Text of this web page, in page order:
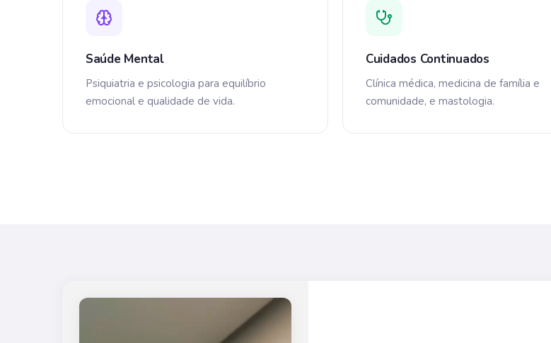
Saúde Mental
Psiquiatria e psicologia para equilíbrio
emocional e qualidade de vida.
Cuidados Continuados
Clínica médica, medicina de família e
comunidade, e mastologia.